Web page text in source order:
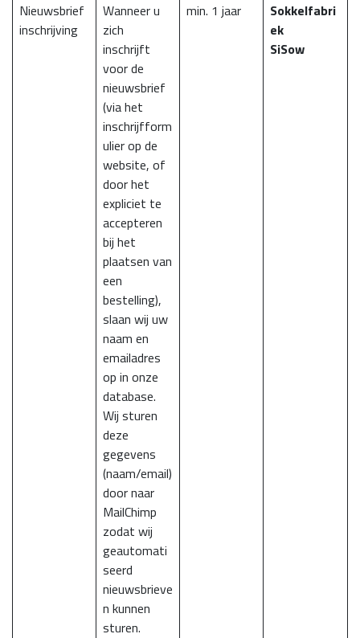
Nieuwsbrief
inschrijving
Wanneer u
zich
inschrijft
voor de
nieuwsbrief
(via het
inschrijfform
ulier op de
website, of
door het
expliciet te
accepteren
bij het
plaatsen van
een
bestelling),
slaan wij uw
naam en
emailadres
op in onze
database.
Wij sturen
deze
gegevens
(naam/email)
door naar
MailChimp
zodat wij
geautomati
seerd
nieuwsbrieve
n kunnen
sturen.
min. 1 jaar
Sokkelfabri
ek
SiSow